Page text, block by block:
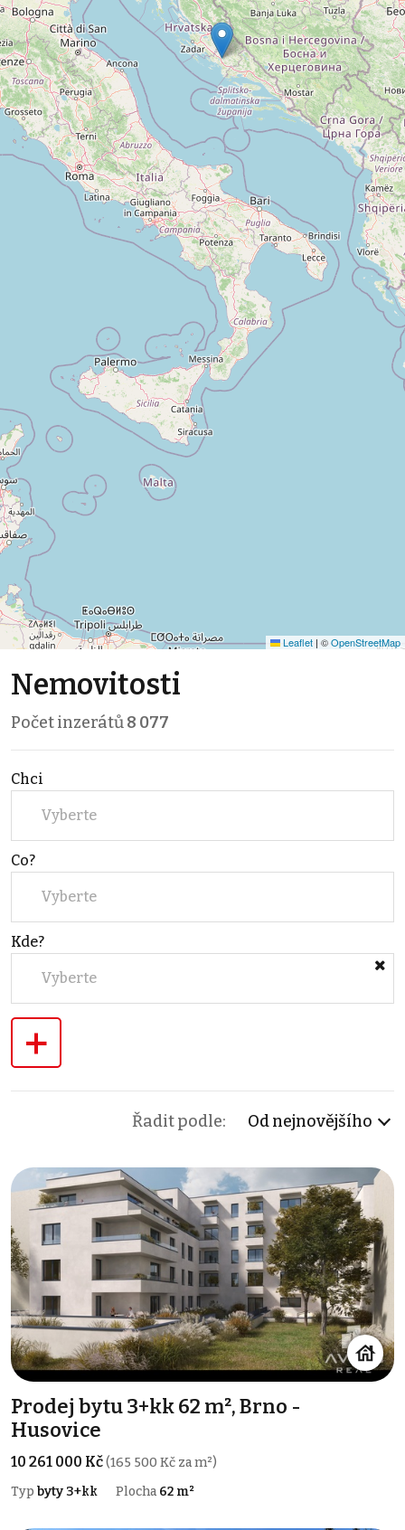
Leaflet | ©OpenStreetMap
Nemovitosti
Počet inzerátů8 077
Chci
Vyberte
Co?
Vyberte
Kde?
Vyberte
+
Řadit podle: Od nejnovějšího
Prodej bytu 3+kk 62 m², Brno -
Husovice
10 261 000 Kč(165 500 Kč za m²)
Typ byty 3+kk Plocha 62 m²